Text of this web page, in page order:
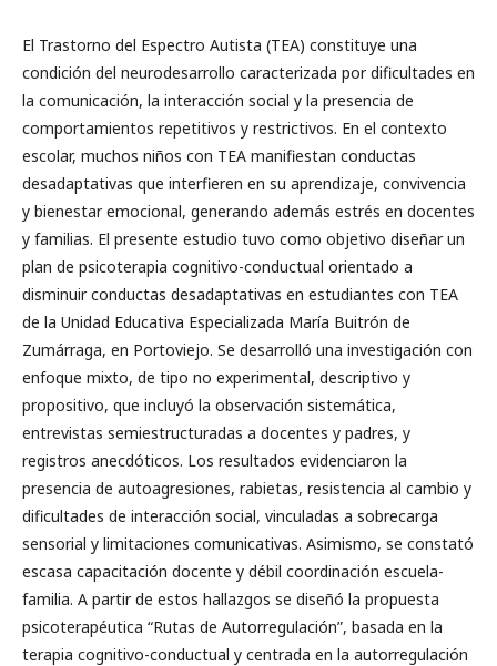
El Trastorno del Espectro Autista (TEA) constituye una
condición del neurodesarrollo caracterizada por dificultades en
la comunicación, la interacción social y la presencia de
comportamientos repetitivos y restrictivos. En el contexto
escolar, muchos niños con TEA manifiestan conductas
desadaptativas que interfieren en su aprendizaje, convivencia
y bienestar emocional, generando además estrés en docentes
y familias. El presente estudio tuvo como objetivo diseñar un
plan de psicoterapia cognitivo-conductual orientado a
disminuir conductas desadaptativas en estudiantes con TEA
de la Unidad Educativa Especializada María Buitrón de
Zumárraga, en Portoviejo. Se desarrolló una investigación con
enfoque mixto, de tipo no experimental, descriptivo y
propositivo, que incluyó la observación sistemática,
entrevistas semiestructuradas a docentes y padres, y
registros anecdóticos. Los resultados evidenciaron la
presencia de autoagresiones, rabietas, resistencia al cambio y
dificultades de interacción social, vinculadas a sobrecarga
sensorial y limitaciones comunicativas. Asimismo, se constató
escasa capacitación docente y débil coordinación escuela-
familia. A partir de estos hallazgos se diseñó la propuesta
psicoterapéutica “Rutas de Autorregulación”, basada en la
terapia cognitivo-conductual y centrada en la autorregulación